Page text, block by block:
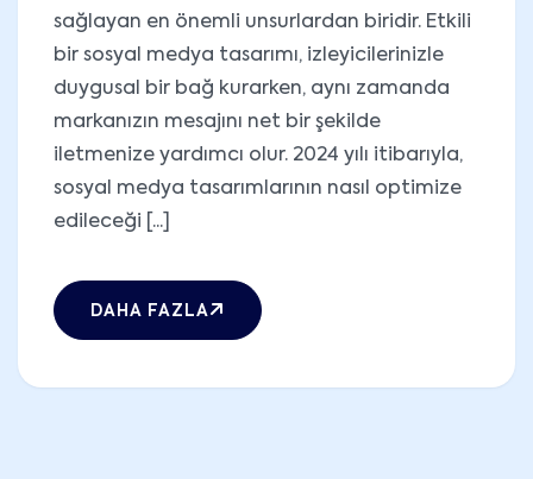
sağlayan en önemli unsurlardan biridir. Etkili
bir sosyal medya tasarımı, izleyicilerinizle
duygusal bir bağ kurarken, aynı zamanda
markanızın mesajını net bir şekilde
iletmenize yardımcı olur. 2024 yılı itibarıyla,
sosyal medya tasarımlarının nasıl optimize
edileceği [...]
DAHA FAZLA